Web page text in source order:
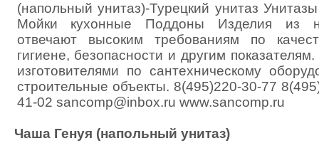
(напольный унитаз)-Турецкий унитаз
Мойки кухонные Поддоны Изделия из
отвечают высоким требованиям по
гигиене, безопасности и другим
изготовителями по сантехническому
строительные объекты. 8(495)220-30-77
41-02 sancomp@inbox.ru www.sancomp.ru
Чаша Генуя (напольный унитаз)